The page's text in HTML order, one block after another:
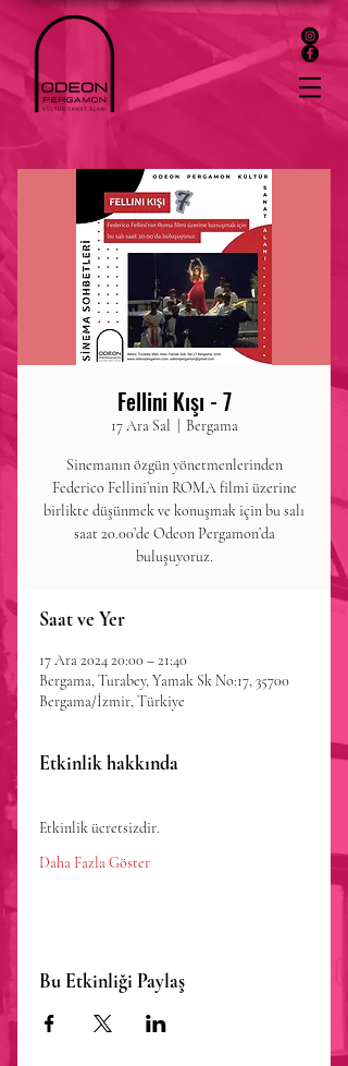
Fellini Kışı - 7
17 Ara Sal Bergama
Sinemanın özgün yönetmenlerinden
Federico Fellini’nin ROMA filmi üzerine
birlikte düşünmek ve konuşmak için bu salı
saat 20.00’de Odeon Pergamon’da
buluşuyoruz.
Saat ve Yer
17 Ara 2024 20:00 – 21:40
Bergama, Turabey, Yamak Sk No:17, 35700
Bergama/İzmir, Türkiye
Etkinlik hakkında
Etkinlik ücretsizdir.
Daha Fazla Göster
Bu Etkinliği Paylaş